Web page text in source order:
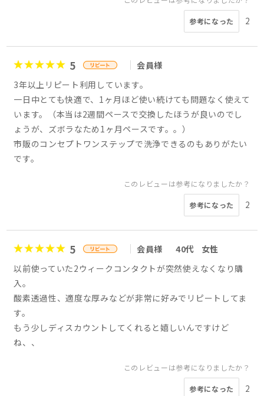
参考になった 2
5
会員様
3年以上リピート利用しています。
一日中とても快適で、1ヶ月ほど使い続けても問題なく使えて
います。（本当は2週間ペースで交換したほうが良いのでし
ょうが、ズボラなため1ヶ月ペースです。。）
市販のコンセプトワンステップで洗浄できるのもありがたい
です。
このレビューは参考になりましたか？
参考になった 2
5 会員様 40代
女性
以前使っていた2ウィークコンタクトが突然使えなくなり購
入。
酸素透過性、適度な厚みなどが非常に好みでリピートしてま
す。
もう少しディスカウントしてくれると嬉しいんですけど
ね、、
このレビューは参考になりましたか？
参考になった 2